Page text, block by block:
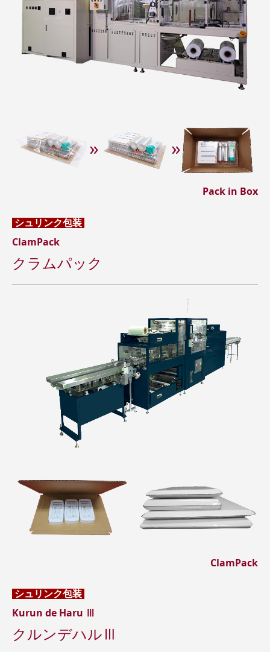
Pack in Box
シュリンク包装
ClamPack
クラムパック
ClamPack
シュリンク包装
Kurun de Haru Ⅲ
クルンデハルⅢ